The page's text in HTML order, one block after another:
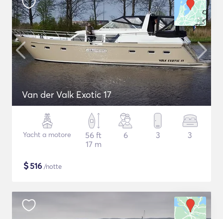
Van der Valk Exotic 17
Yacht a motore
56 ft
17 m
6 3 3
$516 /notte